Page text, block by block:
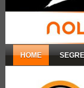
HOME